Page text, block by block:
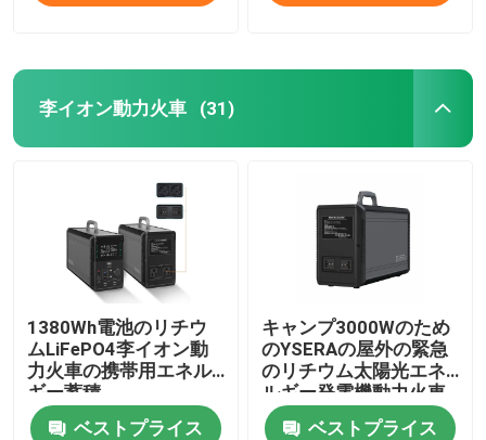
李イオン動力火車 (31)
1380Wh電池のリチウ
ムLiFePO4李イオン動
力火車の携帯用エネル
ギー蓄積
ベストプライス
キャンプ3000Wのため
のYSERAの屋外の緊急
のリチウム太陽光エネ
ルギー発電機動力火車
ベストプライス